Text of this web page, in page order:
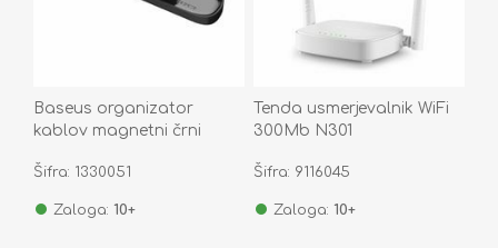
Baseus organizator
kablov magnetni črni
Šifra: 1330051
Zaloga: 10+
Tenda usmerjevalnik WiFi
300Mb N301
Šifra: 9116045
Zaloga: 10+